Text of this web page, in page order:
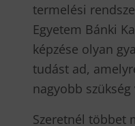
termelési
Egyetem Bánki
képzése olyan
tudást ad,
nagyobb szükség
Szeretnél többet